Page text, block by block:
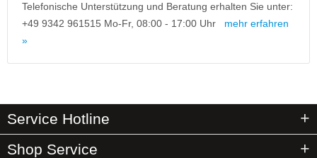
Telefonische Unterstützung und Beratung erhalten Sie unter:
+49 9342 961515 Mo-Fr, 08:00 - 17:00 Uhr mehr erfahren
»
Service Hotline
Shop Service